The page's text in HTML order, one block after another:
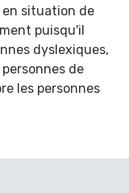
en situation de
puisqu'il
dyslexiques,
de
les personnes